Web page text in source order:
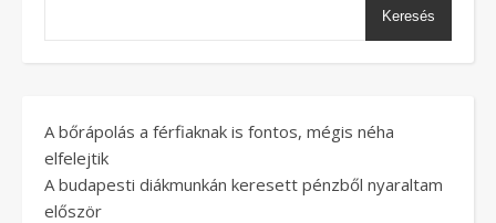
Keresés
A bőrápolás a férfiaknak is fontos, mégis néha
elfelejtik
A budapesti diákmunkán keresett pénzből nyaraltam
először